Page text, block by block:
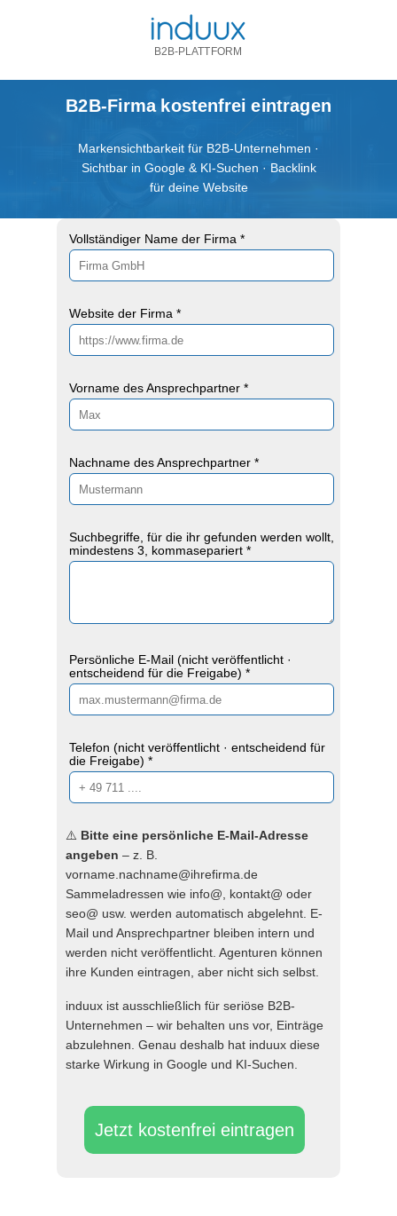
B2B-Firma kostenfrei eintragen
B2B-PLATTFORM
Vollständiger Name der Firma *
Website der Firma *
Vorname des Ansprechpartner *
Nachname des Ansprechpartner *
Suchbegriffe, für die ihr gefunden werden wollt,
mindestens 3, kommasepariert *
Persönliche E-Mail (nicht veröffentlicht ·
entscheidend für die Freigabe) *
Telefon (nicht veröffentlicht · entscheidend für
die Freigabe) *
Jetzt kostenfrei eintragen
⚠️ Bitte eine persönliche E-Mail-Adresse
angeben – z. B.
vorname.nachname@ihrefirma.de
Sammeladressen wie info@, kontakt@ oder
seo@ usw. werden automatisch abgelehnt. E-
Mail und Ansprechpartner bleiben intern und
werden nicht veröffentlicht. Agenturen können
ihre Kunden eintragen, aber nicht sich selbst.
induux ist ausschließlich für seriöse B2B-
Unternehmen – wir behalten uns vor, Einträge
abzulehnen. Genau deshalb hat induux diese
starke Wirkung in Google und KI-Suchen.
Markensichtbarkeit für B2B-Unternehmen ·
Sichtbar in Google & KI-Suchen · Backlink
für deine Website